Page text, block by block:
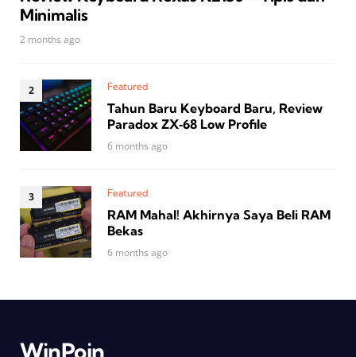
Minimalis
2 months ago
Featured
Tahun Baru Keyboard Baru, Review
Paradox ZX‑68 Low Profile
6 months ago
Featured
RAM Mahal! Akhirnya Saya Beli RAM
Bekas
6 months ago
WinPoin